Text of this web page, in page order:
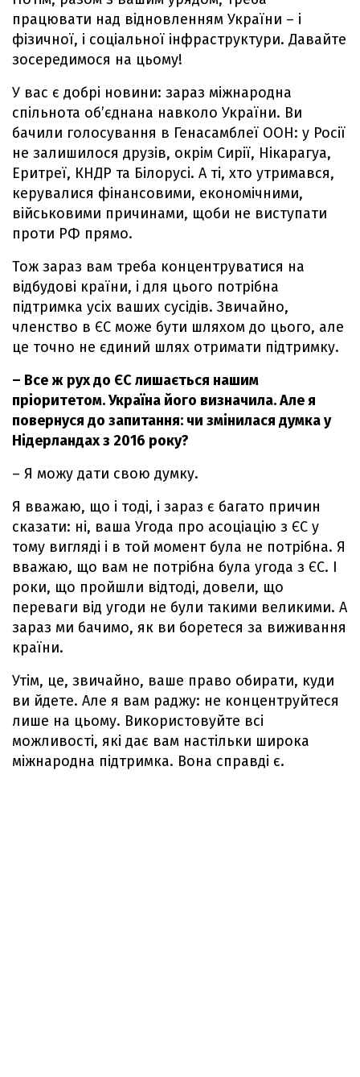
працювати над відновленням України – і
фізичної, і соціальної інфраструктури. Давайте
зосередимося на цьому!
У вас є добрі новини: зараз міжнародна
спільнота об’єднана навколо України. Ви
бачили голосування в Генасамблеї ООН: у Росії
не залишилося друзів, окрім Сирії, Нікарагуа,
Еритреї, КНДР та Білорусі. А ті, хто утримався,
керувалися фінансовими, економічними,
військовими причинами, щоби не виступати
проти РФ прямо.
Тож зараз вам треба концентруватися на
відбудові країни, і для цього потрібна
підтримка усіх ваших сусідів. Звичайно,
членство в ЄС може бути шляхом до цього, але
це точно не єдиний шлях отримати підтримку.
– Все ж рух до ЄС лишається нашим
пріоритетом. Україна його визначила. Але я
повернуся до запитання: чи змінилася думка у
Нідерландах з 2016 року?
– Я можу дати свою думку.
Я вважаю, що і тоді, і зараз є багато причин
сказати: ні, ваша Угода про асоціацію з ЄС у
тому вигляді і в той момент була не потрібна. Я
вважаю, що вам не потрібна була угода з ЄС. І
роки, що пройшли відтоді, довели, що
переваги від угоди не були такими великими. А
зараз ми бачимо, як ви боретеся за виживання
країни.
Утім, це, звичайно, ваше право обирати, куди
ви йдете. Але я вам раджу: не концентруйтеся
лише на цьому. Використовуйте всі
можливості, які дає вам настільки широка
міжнародна підтримка. Вона справді є.